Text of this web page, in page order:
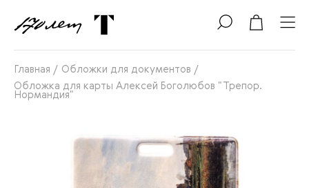
Главная / Обложки для документов /
Обложка для карты Алексей Боголюбов "Трепор.
Нормандия"